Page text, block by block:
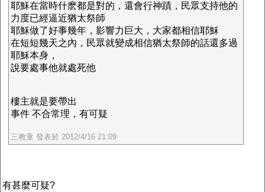
耶穌在當時什麽都是對的，還會行神蹟，民眾支持他的
力度已經逼近猶太祭師
耶穌做了好事幾年，影響力巨大，大家都相信耶穌
在短短幾天之內，民眾就變成相信猶太祭師的話還多過
耶穌本身，
說要處事他就處死他
樓主就是要帶出
事件 不合常理，有可疑
三教童 發表於 2012/4/16 21:09
有甚麼可疑?